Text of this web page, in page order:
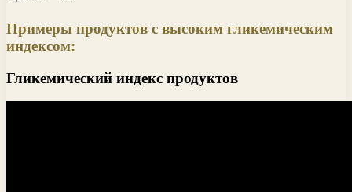
Примеры продуктов с высоким гликемическим
индексом:
Гликемический индекс продуктов